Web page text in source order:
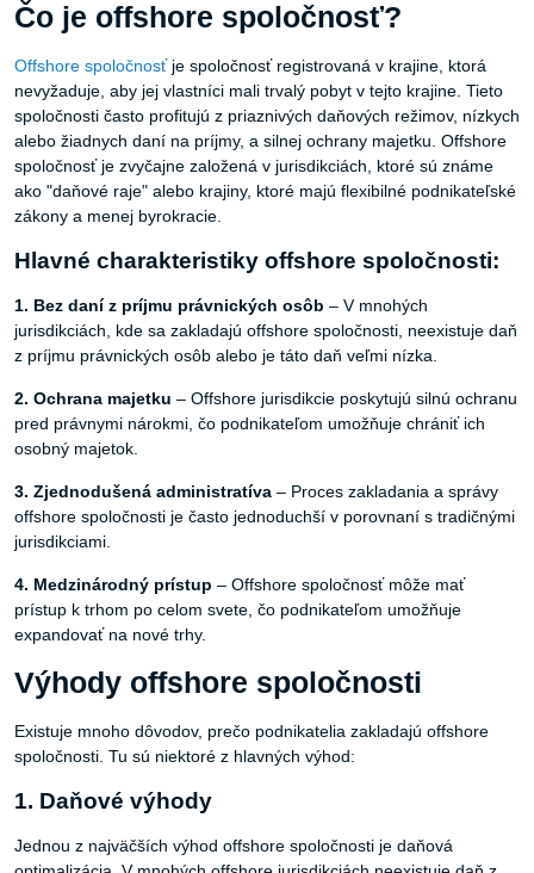
Čo je offshore spoločnosť?
Offshore spoločnosťje spoločnosť registrovaná v krajine, ktorá
nevyžaduje, aby jej vlastníci mali trvalý pobyt v tejto krajine. Tieto
spoločnosti často profitujú z priaznivých daňových režimov, nízkych
alebo žiadnych daní na príjmy, a silnej ochrany majetku. Offshore
spoločnosť je zvyčajne založená v jurisdikciách, ktoré sú známe
ako "daňové raje" alebo krajiny, ktoré majú flexibilné podnikateľské
zákony a menej byrokracie.
Hlavné charakteristiky offshore spoločnosti:
1. Bez daní z príjmu právnických osôb – V mnohých
jurisdikciách, kde sa zakladajú offshore spoločnosti, neexistuje daň
z príjmu právnických osôb alebo je táto daň veľmi nízka.
2. Ochrana majetku – Offshore jurisdikcie poskytujú silnú ochranu
pred právnymi nárokmi, čo podnikateľom umožňuje chrániť ich
osobný majetok.
3. Zjednodušená administratíva – Proces zakladania a správy
offshore spoločnosti je často jednoduchší v porovnaní s tradičnými
jurisdikciami.
4. Medzinárodný prístup – Offshore spoločnosť môže mať
prístup k trhom po celom svete, čo podnikateľom umožňuje
expandovať na nové trhy.
Výhody offshore spoločnosti
Existuje mnoho dôvodov, prečo podnikatelia zakladajú offshore
spoločnosti. Tu sú niektoré z hlavných výhod:
1. Daňové výhody
Jednou z najväčších výhod offshore spoločnosti je daňová